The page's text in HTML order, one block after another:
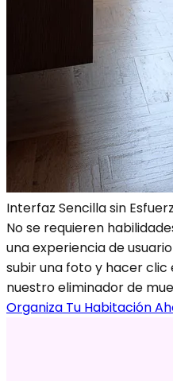
Interfaz Sencilla sin
No se requieren
una experiencia de
subir una foto y hacer clic
nuestro eliminador de
Organiza Tu Habitación